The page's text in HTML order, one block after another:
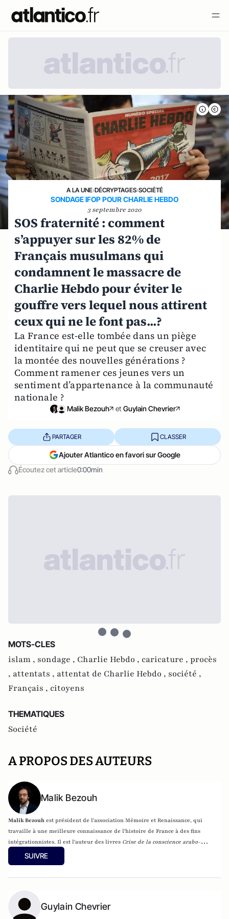
A LA UNE›DÉCRYPTAGES›SOCIÉTÉ
SONDAGE IFOP POUR CHARLIE HEBDO
3 septembre 2020
SOS fraternité : comment
s’appuyer sur les 82% de
Français musulmans qui
condamnent le massacre de
Charlie Hebdo pour éviter le
gouffre vers lequel nous attirent
ceux qui ne le font pas...?
La France est-elle tombée dans un piège
identitaire qui ne peut que se creuser avec
la montée des nouvelles générations ?
Comment ramener ces jeunes vers un
sentiment d’appartenance à la communauté
nationale ?
Malik Bezouh et Guylain Chevrier
Écoutez cet article0:00min
PARTAGER CLASSER
Ajouter Atlantico en favori sur Google
MOTS-CLES
islam , sondage , Charlie Hebdo , caricature , procès
, attentats , attentat de Charlie Hebdo , société ,
Français , citoyens
THEMATIQUES
Société
A PROPOS DES AUTEURS
Malik Bezouh
Malik Bezouh est président de l'association Mémoire et Renaissance, qui
travaille à une meilleure connaissance de l'histoire de France à des fins
intégrationnistes. Il est l'auteur des livres Crise de la conscience arabo-
musulmane, pour la Fondation pour l'innovation politique (Fondapol),
France-Islam le choc des préjugés
à l’origine de l’émergence de l’islamisme.
SUIVRE
Guylain Chevrier